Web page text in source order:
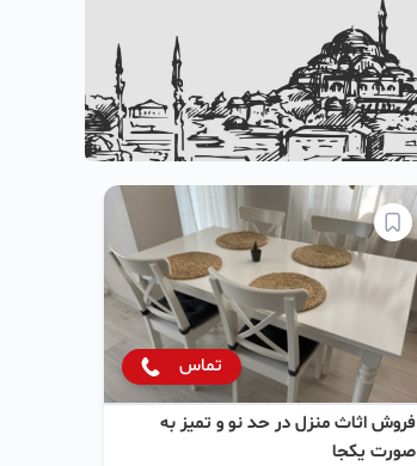
تماس
فروش اثاث منزل در حد نو و تمیز به
صورت یکجا